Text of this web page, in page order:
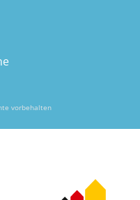
vorbehalten